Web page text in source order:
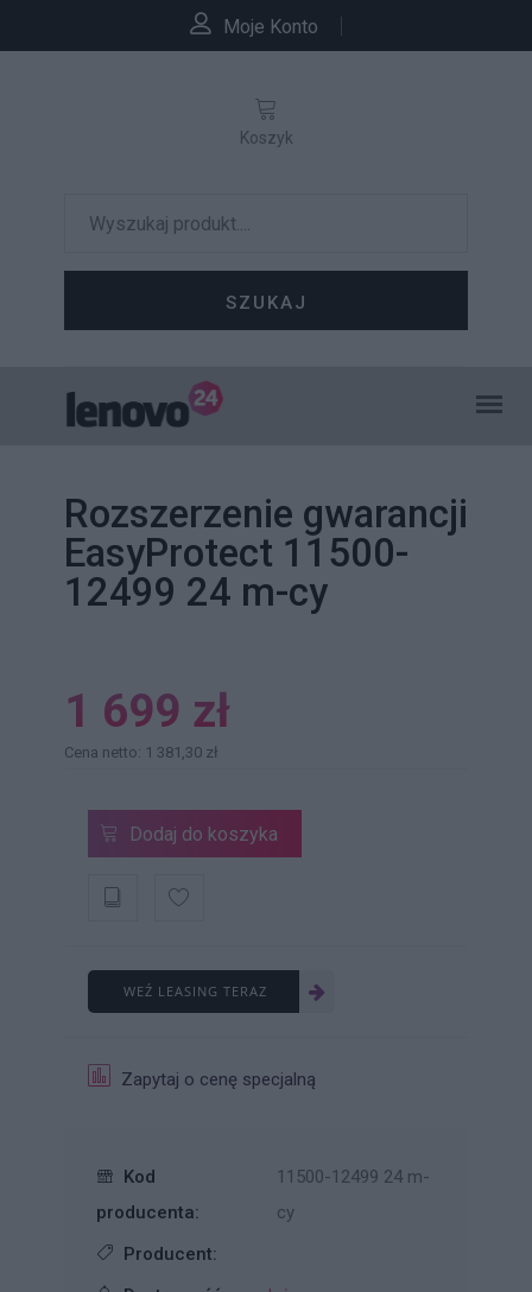
Moje Konto
SZUKAJ
Koszyk
Rozszerzenie gwarancji
EasyProtect 11500-
12499 24 m-cy
1 699 zł
Cena netto: 1 381,30 zł
Dodaj do koszyka
WEŹ LEASING TERAZ
Zapytaj o cenę specjalną
Kod
producenta:
11500-12499 24 m-
cy
Producent: